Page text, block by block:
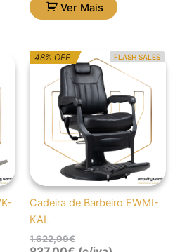
Ver Mais
FLASH SALES
48% OFF
Cadeira de Barbeiro EWMI-
KAL
1.622,99€
O
preço
original
era:
1.622,99€.
O
preço
atual
é:
837,00€.